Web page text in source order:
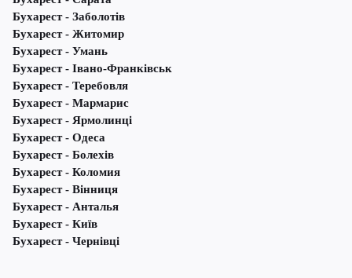
Бухарест - Заболотів
Бухарест - Житомир
Бухарест - Умань
Бухарест - Івано-Франківськ
Бухарест - Теребовля
Бухарест - Мармарис
Бухарест - Ярмолинці
Бухарест - Одеса
Бухарест - Болехів
Бухарест - Коломия
Бухарест - Вінниця
Бухарест - Анталья
Бухарест - Київ
Бухарест - Чернівці